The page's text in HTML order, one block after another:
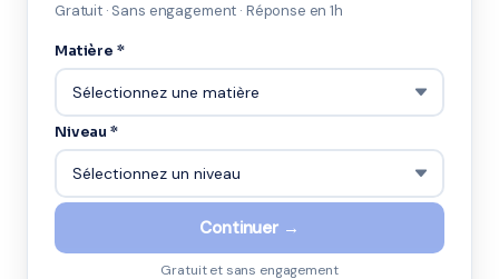
Gratuit · Sans engagement · Réponse en 1h
Matière *
Niveau *
Continuer →
Gratuit et sans engagement